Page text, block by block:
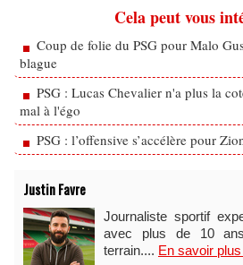
Cela peut vous
Coup de folie du PSG pour Malo
blague
PSG : Lucas Chevalier n'a plus la
mal à l'égo
PSG : l’offensive s’accélère pour
Justin Favre
Journaliste sportif
avec plus de 10
terrain.... En savoir